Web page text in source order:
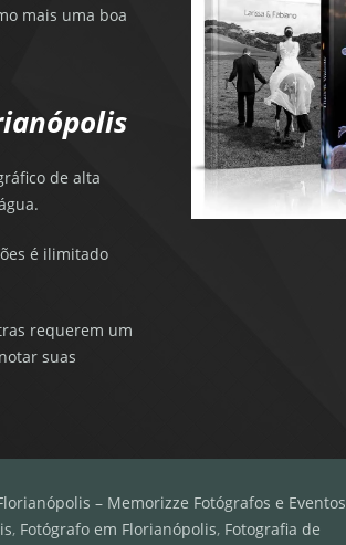
mais uma boa
de alta
é ilimitado
requerem um
suas
– Memorizze Fotógrafos e Eventos
, Fotógrafo em Florianópolis, Fotografia de